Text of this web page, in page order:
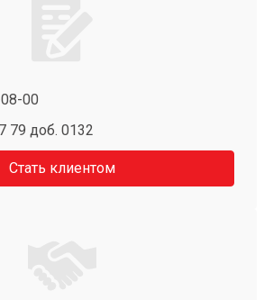
00
79 доб. 0132
Стать клиентом